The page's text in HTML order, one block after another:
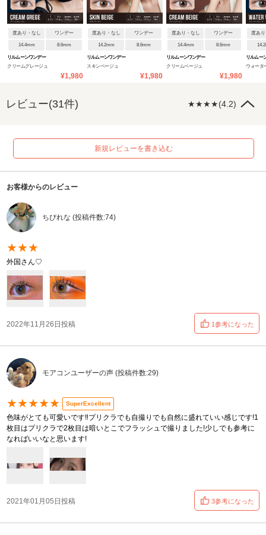
度あり・なし ワンデー
14.4mm 8.6mm
リルムーンワンデー
クリームグレージュ
¥1,980
度あり・なし ワンデー
14.2mm 8.6mm
リルムーンワンデー
スキンベージュ
¥1,980
度あり・なし ワンデー
14.4mm 8.6mm
リルムーンワンデー
クリームベージュ
¥1,980
度あ
リルムー
ウォータ
レビュー(31件) ★★★★(4.2)
新規レビューを書き込む
お客様からのレビュー
ちびれな (投稿件数:74)
★★★
外国さん♡
2022年11月26日投稿 1参考になった
モアコンユーザーの声 (投稿件数:29)
★★★★★ SuperExcellent
色味がとても可愛いです‼︎プリクラでも自撮りでも自然に盛れていい感じです!1
枚目はプリクラで2枚目は暗いとこでフラッシュで撮りました!少しでも参考に
なればいいなと思います!
2021年01月05日投稿 3参考になった